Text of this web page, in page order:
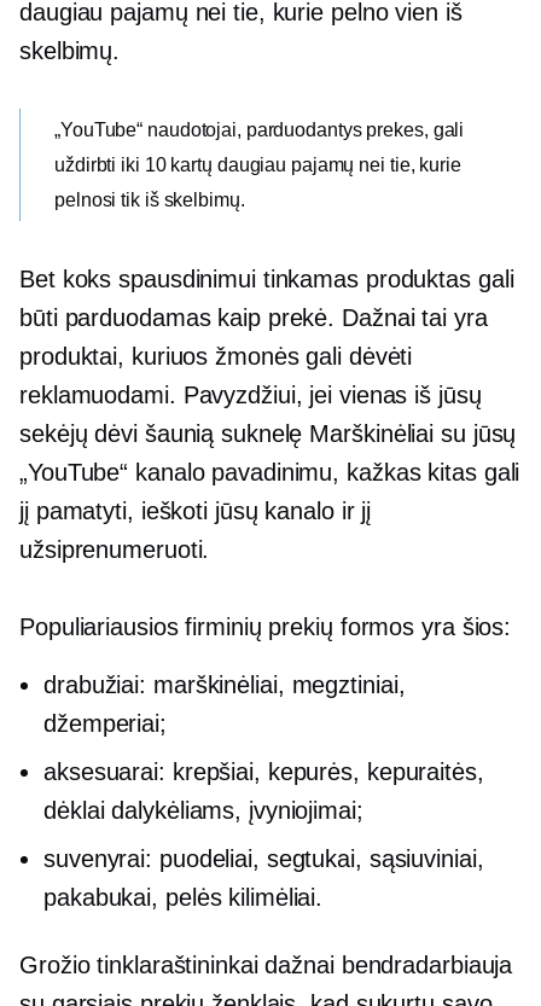
daugiau pajamų nei tie, kurie pelno vien iš
skelbimų.
„YouTube“ naudotojai, parduodantys prekes, gali
uždirbti iki 10 kartų daugiau pajamų nei tie, kurie
pelnosi tik iš skelbimų.
Bet koks spausdinimui tinkamas produktas gali
būti parduodamas kaip prekė. Dažnai tai yra
produktai, kuriuos žmonės gali dėvėti
reklamuodami. Pavyzdžiui, jei vienas iš jūsų
sekėjų dėvi šaunią suknelę Marškinėliai su jūsų
„YouTube“ kanalo pavadinimu, kažkas kitas gali
jį pamatyti, ieškoti jūsų kanalo ir jį
užsiprenumeruoti.
Populiariausios firminių prekių formos yra šios:
drabužiai: marškinėliai, megztiniai,
džemperiai;
aksesuarai: krepšiai, kepurės, kepuraitės,
dėklai dalykėliams, įvyniojimai;
suvenyrai: puodeliai, segtukai, sąsiuviniai,
pakabukai, pelės kilimėliai.
Grožio tinklaraštininkai dažnai bendradarbiauja